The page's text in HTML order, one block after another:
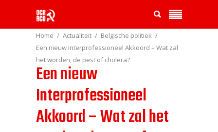
Home Actualiteit
Belgische politiek
Een nieuw Interprofessioneel Akkoord – Wat zal
het worden, de pest of cholera?
Een nieuw
Interprofessioneel
Akkoord – Wat zal het